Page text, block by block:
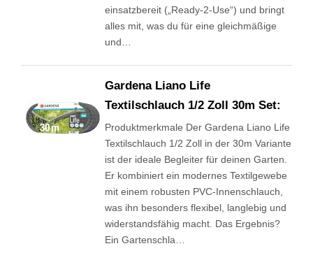
einsatzbereit („Ready-2-Use“) und bringt
alles mit, was du für eine gleichmäßige
und…
Gardena Liano Life
Textilschlauch 1/2 Zoll 30m Set:
Produktmerkmale Der Gardena Liano Life
Textilschlauch 1/2 Zoll in der 30m Variante
ist der ideale Begleiter für deinen Garten.
Er kombiniert ein modernes Textilgewebe
mit einem robusten PVC-Innenschlauch,
was ihn besonders flexibel, langlebig und
widerstandsfähig macht. Das Ergebnis?
Ein Gartenschla…